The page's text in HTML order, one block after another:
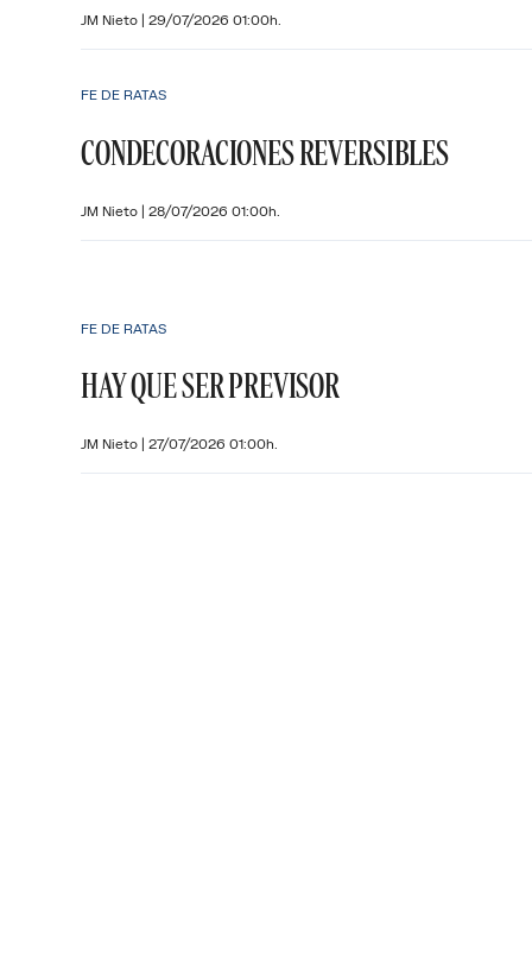
JM Nieto | 29/07/2026 01:00h.
FE DE RATAS
CONDECORACIONES REVERSIBLES
JM Nieto | 28/07/2026 01:00h.
FE DE RATAS
HAY QUE SER PREVISOR
JM Nieto | 27/07/2026 01:00h.